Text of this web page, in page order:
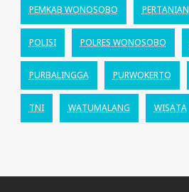
PEMKAB WONOSOBO PERTANIAN
POLISI POLRES WONOSOBO
PURBALINGGA PURWOKERTO
TNI WATUMALANG WISATA